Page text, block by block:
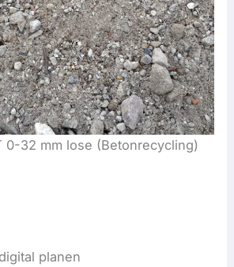
0-32 mm lose (Betonrecycling)
planen